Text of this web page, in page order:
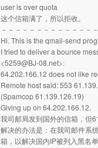
user is over quota
这个信箱满了，所以拒收。
－－－－－－－－－－－－－
Hi. This is the qmail-send
I tried to deliver a bounce
<5259@BJ-08.net>:
64.202.166.12 does not like
Remote host said: 553
(Spamcop 61.139.126.19)
Giving up on 64.202.166.12.
我司邮局发到国外的信箱，但
解决的办法是：在我司邮件系
箱，以解决国内IP被列入黑名